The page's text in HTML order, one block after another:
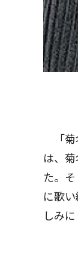
「菊
は、
た。
に歌
しみ